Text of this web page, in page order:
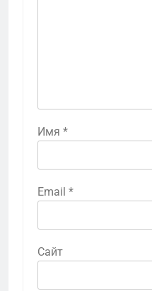
Имя *
Email *
Сайт